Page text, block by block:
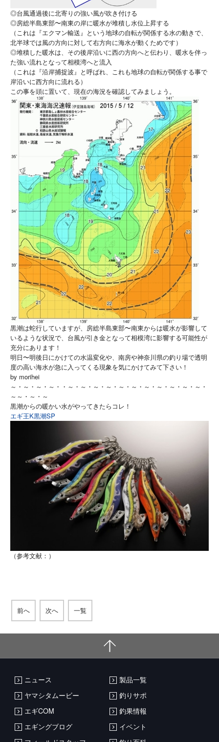
◎台風通過後に北寄りの強い風が吹き付ける
◎房総半島東部〜南東の岸に暖水が堆積し水位上昇する
（これは『エクマン輸送』 という地球の自転が関係する水の動きで、
北半球では風の方向に対して右方向に海水が動くためです）
◎堆積した暖水は、その後岸沿いに西の方向へと伝わり、 暖水を伴っ
た強い流れとなって相模湾へと流入
（これは『沿岸捕捉波』と呼ばれ、 これも地球の自転が関係する事で
岸沿いに西方向に流れる）
この事を頭に置いて、現在の海況を確認してみましょう。
黒潮は蛇行していますが、房総半島東部〜南東からは暖水が影響して
いるような状況で、 台風が引き金となって相模湾に影響する可能性が
充分にあります！
明日〜明後日にかけての水温変化や、 南房や神奈川県の釣り場で透明
度の高い海水が急に入ってくる現象を気にかけてみて下さい！
by morihei
～・～・～・～・・～・～・～・～・～・～・～・～・～・～・～・
～～・～・～
黒潮からの暖かい水がやってきたらコレ！
エギ王K黒潮SP
（参考文献：）
前へ 次へ 一覧
ニュース
製品一覧
ヤマシタムービー
釣りサポ
エギCOM
釣果情報
エギングブログ
イベント